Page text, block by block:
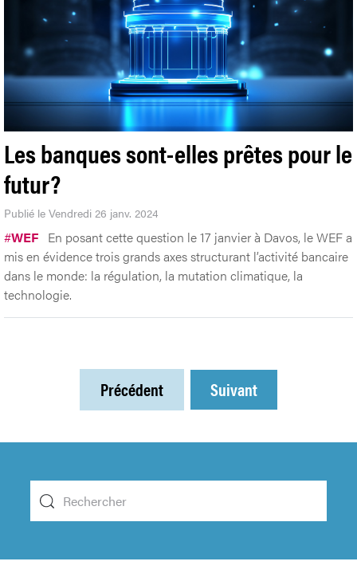
Les banques sont-elles prêtes pour le
futur?
Publié le Vendredi 26 janv. 2024
#WEF En posant cette question le 17 janvier à Davos, le WEF a
mis en évidence trois grands axes structurant l’activité bancaire
dans le monde: la régulation, la mutation climatique, la
technologie.
Précédent Suivant